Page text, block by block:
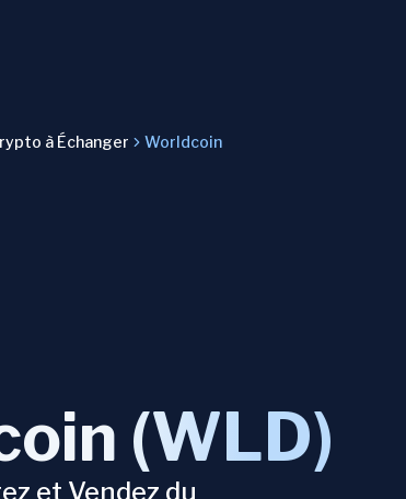
à Échanger Worldcoin
(WLD)
et Vendez du